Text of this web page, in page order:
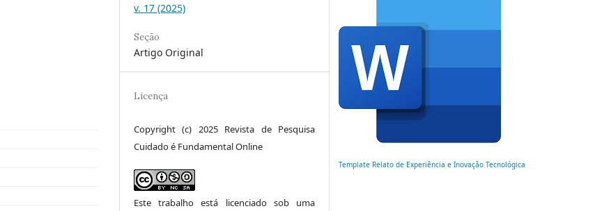
v. 17 (2025)
Seção
Artigo Original
Licença
Copyright (c) 2025 Revista de Pesquisa
Cuidado é Fundamental Online
Este trabalho está licenciado sob uma
Template Relato de Experiência e Inovação Tecnológica